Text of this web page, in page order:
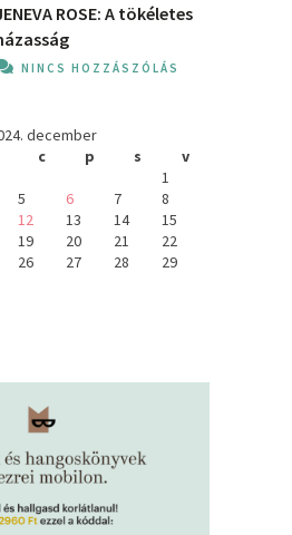
ROSE: A ​tökéletes
NINCS HOZZÁSZÓLÁS
december
c p s
v
1
5 6 7
8
12 13 14
15
19 20 21
22
26 27 28
29